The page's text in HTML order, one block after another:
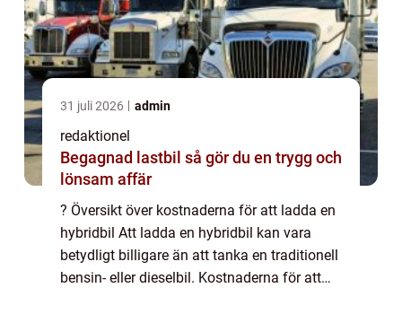
31 juli 2026 admin
redaktionel
Begagnad lastbil så gör du en trygg och
lönsam affär
? Översikt över kostnaderna för att ladda en
hybridbil Att ladda en hybridbil kan vara
betydligt billigare än att tanka en traditionell
bensin- eller dieselbil. Kostnaderna för att